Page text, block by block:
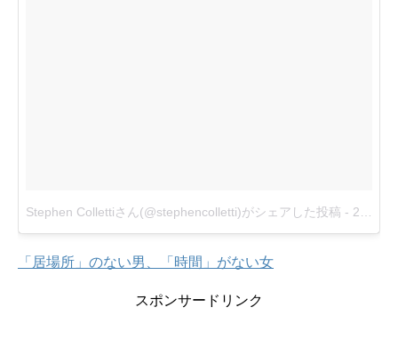
Stephen Collettiさん(@stephencolletti)がシェアした投稿 - 2015 7月 19 11:35午前 PDT
「居場所」のない男、「時間」がない女
スポンサードリンク